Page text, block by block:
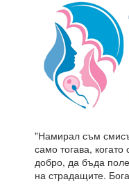
"Намирал съм
само тогава,
добро, да бъда
на страдащите.